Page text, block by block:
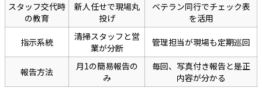
スタッフ交代時
の教育
新人任せで現場丸
投げ
ベテラン同行でチェック表
を活用
指示系統
清掃スタッフと営
業が分断
管理担当が現場も定期巡回
報告方法
月1の簡易報告の
み
毎回、写真付き報告と是正
内容が分かる